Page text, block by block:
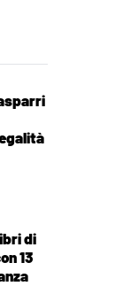
di
13